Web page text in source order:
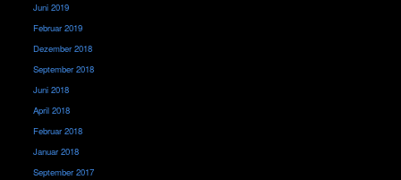
Juni 2019
Februar 2019
Dezember 2018
September 2018
Juni 2018
April 2018
Februar 2018
Januar 2018
September 2017